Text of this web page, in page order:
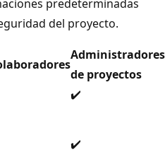
predeterminadas
del proyecto.
Administradores
de proyectos
✔️
✔️